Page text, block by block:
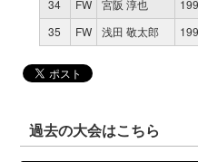
34
FW 宮阪 淳也
35
FW 浅田 敬太郎
過去の大会はこちら